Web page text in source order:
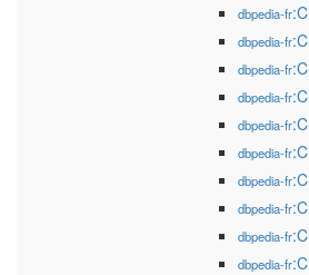
dbpedia-fr
dbpedia-fr
dbpedia-fr
dbpedia-fr
dbpedia-fr
dbpedia-fr
dbpedia-fr
dbpedia-fr
dbpedia-fr
dbpedia-fr